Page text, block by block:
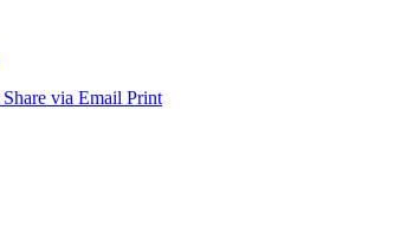
Share via Email Print